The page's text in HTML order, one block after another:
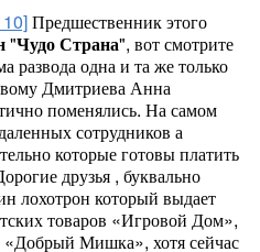
Предшественник этого
"ЧудоСтрана", вот смотрите
развода одна и та же только
Дмитриева Анна
поменялись. На самом
сотрудников а
которые готовы платить
друзья , буквально
лохотрон который выдает
товаров «Игровой Дом»,
«Добрый Мишка», хотя сейчас